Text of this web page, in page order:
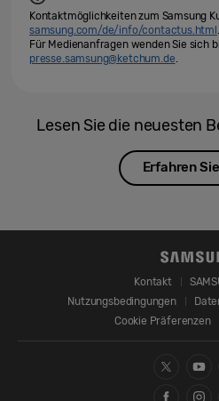
Kontaktmöglichkeiten zum Samsung
samsung.com/de/info/contactus.html
Für Medienanfragen wenden Sie sich
presse.samsung@ketchum.de
Lesen Sie die neuesten
Erfahren
Kontakt
Nutzungsbedingungen
Cookie Präferenzen